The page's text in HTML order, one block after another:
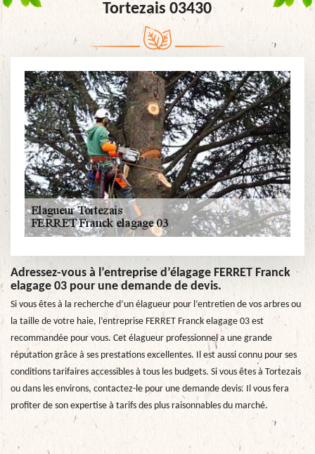
Tortezais 03430
Adressez-vous à l’entreprise d’élagage FERRET Franck
elagage 03 pour une demande de devis.
Si vous êtes à la recherche d’un élagueur pour l’entretien de vos arbres ou
la taille de votre haie, l’entreprise FERRET Franck elagage 03 est
recommandée pour vous. Cet élagueur professionnel a une grande
réputation grâce à ses prestations excellentes. Il est aussi connu pour ses
conditions tarifaires accessibles à tous les budgets. Si vous êtes à Tortezais
ou dans les environs, contactez-le pour une demande devis. Il vous fera
profiter de son expertise à tarifs des plus raisonnables du marché.